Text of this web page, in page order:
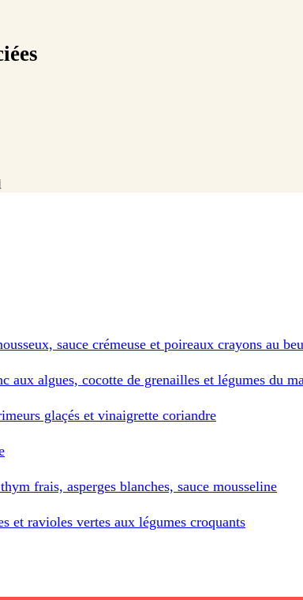
sauce crémeuse et poireaux crayons au
aux algues, cocotte de grenailles et légumes du
glaçés et vinaigrette coriandre
frais, asperges blanches, sauce mousseline
et ravioles vertes aux légumes croquants